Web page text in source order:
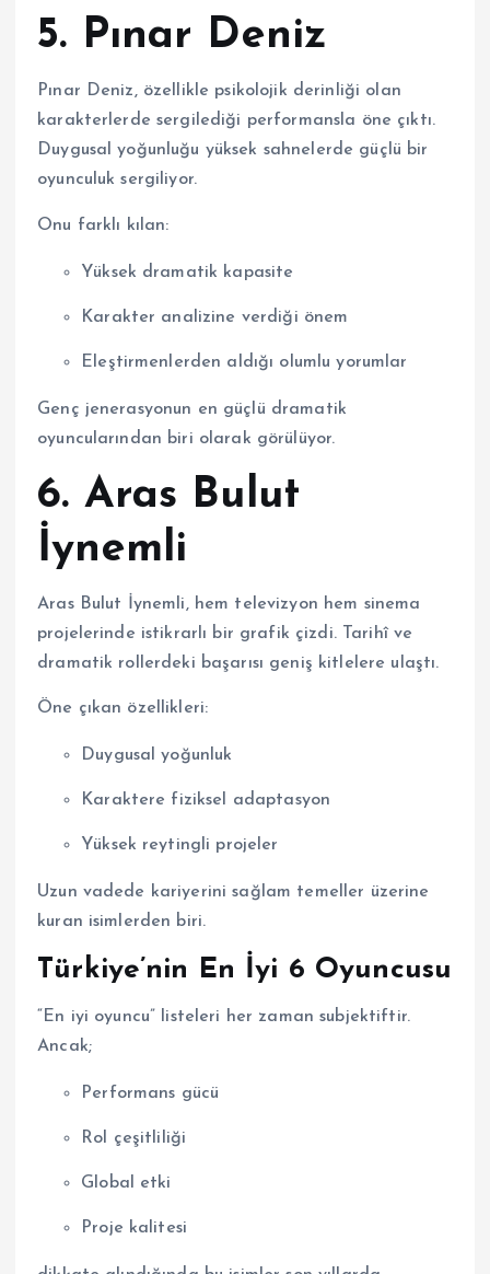
5. Pınar Deniz
Pınar Deniz, özellikle psikolojik derinliği olan
karakterlerde sergilediği performansla öne çıktı.
Duygusal yoğunluğu yüksek sahnelerde güçlü bir
oyunculuk sergiliyor.
Onu farklı kılan:
Yüksek dramatik kapasite
Karakter analizine verdiği önem
Eleştirmenlerden aldığı olumlu yorumlar
Genç jenerasyonun en güçlü dramatik
oyuncularından biri olarak görülüyor.
6. Aras Bulut
İynemli
Aras Bulut İynemli, hem televizyon hem sinema
projelerinde istikrarlı bir grafik çizdi. Tarihî ve
dramatik rollerdeki başarısı geniş kitlelere ulaştı.
Öne çıkan özellikleri:
Duygusal yoğunluk
Karaktere fiziksel adaptasyon
Yüksek reytingli projeler
Uzun vadede kariyerini sağlam temeller üzerine
kuran isimlerden biri.
Türkiye’nin En İyi 6 Oyuncusu
“En iyi oyuncu” listeleri her zaman subjektiftir.
Ancak;
Performans gücü
Rol çeşitliliği
Global etki
Proje kalitesi